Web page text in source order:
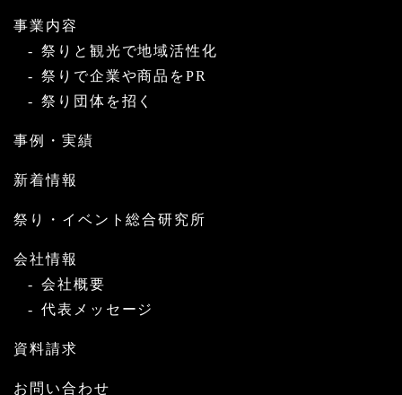
事業内容
祭りと観光で地域活性化
祭りで企業や商品をPR
祭り団体を招く
事例・実績
新着情報
祭り・イベント総合研究所
会社情報
会社概要
代表メッセージ
資料請求
お問い合わせ